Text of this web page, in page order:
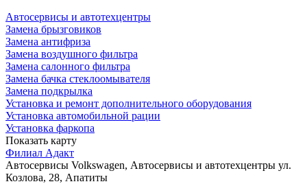
Автосервисы и автотехцентры
Замена брызговиков
Замена антифриза
Замена воздушного фильтра
Замена салонного фильтра
Замена бачка стеклоомывателя
Замена подкрылка
Установка и ремонт дополнительного оборудования
Установка автомобильной рации
Установка фаркопа
Показать карту
Филиал Адакт
Автосервисы Volkswagen, Автосервисы и автотехцентры ул.
Козлова, 28, Апатиты